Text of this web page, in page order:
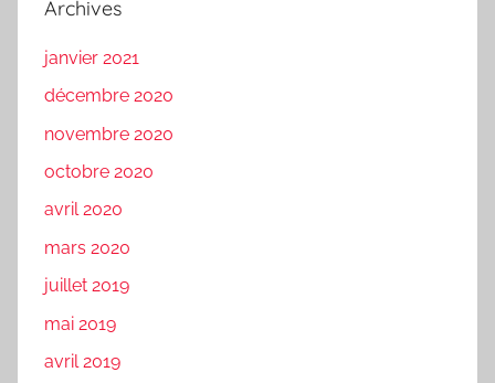
Archives
janvier 2021
décembre 2020
novembre 2020
octobre 2020
avril 2020
mars 2020
juillet 2019
mai 2019
avril 2019